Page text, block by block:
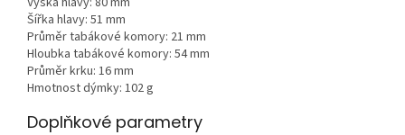
Šířka hlavy: 51 mm
Průměr tabákové komory: 21 mm
Hloubka tabákové komory: 54 mm
Průměr krku: 16 mm
Hmotnost dýmky: 102 g
Doplňkové parametry